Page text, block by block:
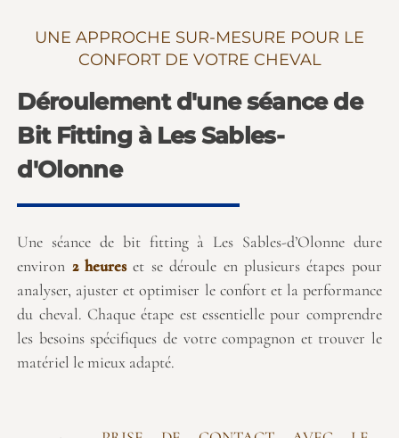
UNE APPROCHE SUR-MESURE POUR LE
CONFORT DE VOTRE CHEVAL
Déroulement d'une séance de
Bit Fitting à Les Sables-
d'Olonne
Une séance de bit fitting à Les Sables-d’Olonne dure
environ 2 heureset se déroule en plusieurs étapes pour
analyser, ajuster et optimiser le confort et la performance
du cheval. Chaque étape est essentielle pour comprendre
les besoins spécifiques de votre compagnon et trouver le
matériel le mieux adapté.